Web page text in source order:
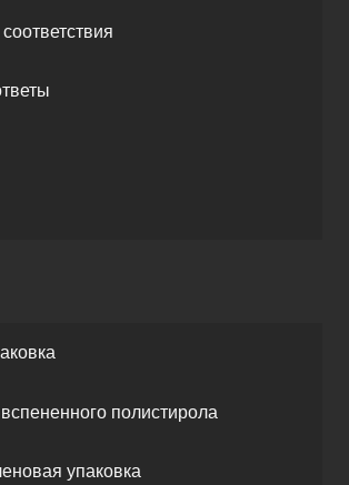
полистирола
упаковка